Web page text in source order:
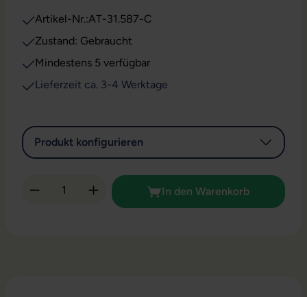
Artikel-Nr.:AT-31.587-C
Zustand: Gebraucht
Mindestens 5 verfügbar
Lieferzeit ca. 3-4 Werktage
Produkt konfigurieren
Produkt Anzahl: Gib den gewünschten
In den Warenkorb